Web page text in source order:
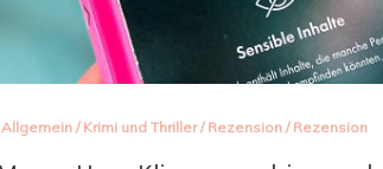
Allgemein / Krimi und Thriller/ Rezension / Rezension